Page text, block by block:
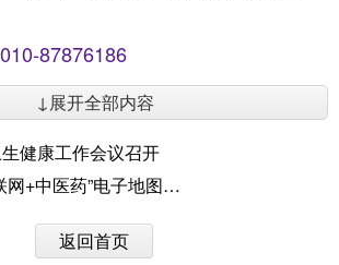
010-87876186
↓展开全部内容
健康工作会议召开
+中医药”电子地图上线
返回首页